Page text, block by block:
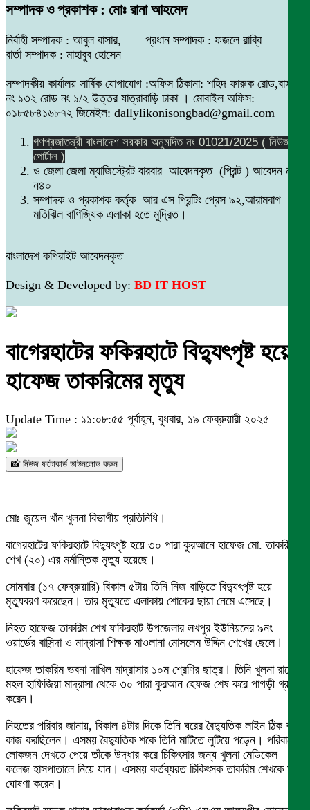
সম্পাদক ও প্রকাশক : মোঃ রানা আহমেদ
নির্বাহী সম্পাদক : আবুল বাসার, প্রধান সম্পাদক : ফজলে রাব্বি
বার্তা সম্পাদক : মাহাবুব হোসেন
সম্পাদকীয় কার্যালয় সার্বিক যোগাযোগ :অফিস ঠিকানা: শহিদ ফারুক রোড,বাসা
নং ১৩২ রোড নং ১/২ উত্তর যাত্রাবাড়ি ঢাকা । মোবাইল অফিস:
০১৮৫৮৪১৬৮৭২ জিমেইল: dallylikonisongbad@gmail.com
গণপ্রজাতন্ত্রী বাংলাদেশ সরকার অনুমদিত নং 01021/2025 ( নিউজ
পোর্টাল )
ও জেলা জেলা ম্যাজিস্ট্রেট বারবার আবেদনকৃত (প্রিন্ট ) আবেদন নং
ন৪০
সম্পাদক ও প্রকাশক কর্তৃক আর এস প্রিন্টিং প্রেস ৯২,আরামবাগ
মতিঝিল বাণিজ্যিক এলাকা হতে মুদ্রিত।
বাংলাদেশ কপিরাইট আবেদনকৃত
Design & Developed by: BD IT HOST
বাগেরহাটের ফকিরহাটে বিদ্যুৎপৃষ্ট হয়ে
হাফেজ তাকরিমের মৃত্যু
Update Time : ১১:০৮:৫৫ পূর্বাহ্ন, বুধবার, ১৯ ফেব্রুয়ারী ২০২৫
📸 নিউজ ফটোকার্ড ডাউনলোড করুন
মোঃ জুয়েল খাঁন খুলনা বিভাগীয় প্রতিনিধি।
বাগেরহাটের ফকিরহাটে বিদ্যুৎপৃষ্ট হয়ে ৩০ পারা কুরআনে হাফেজ মো. তাকরিম
শেখ (২০) এর মর্মান্তিক মৃত্যু হয়েছে।
সোমবার (১৭ ফেব্রুয়ারি) বিকাল ৫টায় তিনি নিজ বাড়িতে বিদ্যুৎপৃষ্ট হয়ে
মৃত্যুবরণ করেছেন। তার মৃত্যুতে এলাকায় শোকের ছায়া নেমে এসেছে।
নিহত হাফেজ তাকরিম শেখ ফকিরহাট উপজেলার লখপুর ইউনিয়নের ৯নং
ওয়ার্ডের বাসিন্দা ও মাদ্রাসা শিক্ষক মাওলানা মোসলেম উদ্দিন শেখের ছেলে।
হাফেজ তাকরিম ভবনা দাখিল মাদ্রাসার ১০ম শ্রেণির ছাত্র। তিনি খুলনা রায়ের
মহল হাফিজিয়া মাদ্রাসা থেকে ৩০ পারা কুরআন হেফজ শেষ করে পাগড়ী গ্রহণ
করেন।
নিহতের পরিবার জানায়, বিকাল ৪টার দিকে তিনি ঘরের বৈদ্যুতিক লাইন ঠিক করার
কাজ করছিলেন। এসময় বৈদ্যুতিক শকে তিনি মাটিতে লুটিয়ে পড়েন। পরিবারের
লোকজন দেখতে পেয়ে তাঁকে উদ্ধার করে চিকিৎসার জন্য খুলনা মেডিকেল
কলেজ হাসপাতালে নিয়ে যান। এসময় কর্তব্যরত চিকিৎসক তাকরিম শেখকে মৃত
ঘোষণা করেন।